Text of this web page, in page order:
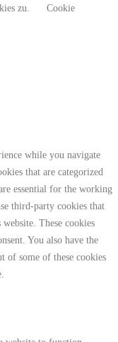
zu.
Cookie
while you navigate
that are categorized
essential for the working
third-party cookies that
These cookies
You also have the
of some of these cookies